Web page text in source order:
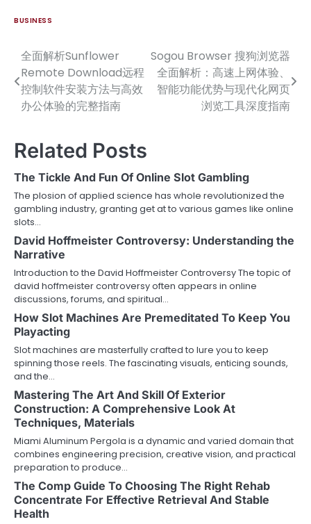
BUSINESS
Post
navigation
全面解析Sunflower
Remote Download远程
控制软件安装方法与高效
办公体验的完整指南
Sogou Browser 搜狗浏览器
全面解析：高速上网体验、
智能功能优势与现代化网页
浏览工具深度指南
Related Posts
The Tickle And Fun Of Online Slot Gambling
The plosion of applied science has whole revolutionized the
gambling industry, granting get at to various games like online
slots…
David Hoffmeister Controversy: Understanding the
Narrative
Introduction to the David Hoffmeister Controversy The topic of
david hoffmeister controversy often appears in online
discussions, forums, and spiritual…
How Slot Machines Are Premeditated To Keep You
Playacting
Slot machines are masterfully crafted to lure you to keep
spinning those reels. The fascinating visuals, enticing sounds,
and the…
Mastering The Art And Skill Of Exterior
Construction: A Comprehensive Look At
Techniques, Materials
Miami Aluminum Pergola is a dynamic and varied domain that
combines engineering precision, creative vision, and practical
preparation to produce…
The Comp Guide To Choosing The Right Rehab
Concentrate For Effective Retrieval And Stable
Health